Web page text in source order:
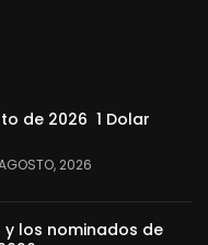
de 2026 1 Dolar
2026
los nominados de